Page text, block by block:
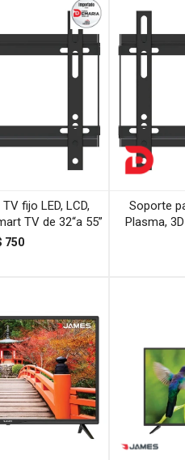
fijo LED, LCD,
TV de 32“a 55”
750
Soporte
Plasma,